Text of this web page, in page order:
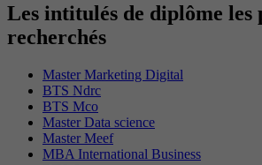
Les intitulés de diplôme les
recherchés
Master Marketing Digital
BTS Ndrc
BTS Mco
Master Data science
Master Meef
MBA International Business